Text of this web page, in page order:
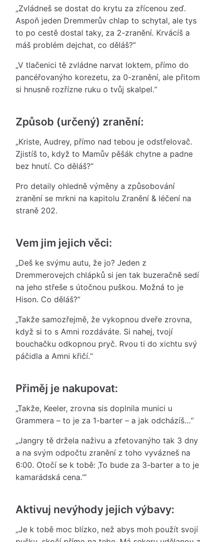
„Zvládneš se dostat do krytu za zřícenou zeď.
Aspoň jeden Dremmerův chlap to schytal, ale tys
to po cestě dostal taky, za 2-zranění. Krvácíš a
máš problém dejchat, co děláš?“
„V tlačenici tě zvládne narvat loktem, přímo do
pancéřovanýho korezetu, za 0-zranění, ale přitom
si hnusně rozřízne ruku o tvůj skalpel.“
Způsob (určený) zranění:
„Kriste, Audrey, přímo nad tebou je odstřelovač.
Zjistíš to, když to Mamův pěšák chytne a padne
bez hnutí. Co děláš?“
Pro detaily ohledně výměny a způsobování
zranění se mrkni na kapitolu Zranění & léčení na
straně 202.
Vem jim jejich věci:
„Deš ke svýmu autu, že jo? Jeden z
Dremmerovejch chlápků si jen tak buzeračně sedí
na jeho střeše s útočnou puškou. Možná to je
Hison. Co děláš?“
„Takže samozřejmě, že vykopnou dveře zrovna,
když si to s Amni rozdáváte. Si nahej, tvojí
bouchačku odkopnou pryč. Rvou ti do xichtu svý
páčidla a Amni křičí.“
Přiměj je nakupovat:
„Takže, Keeler, zrovna sis doplnila munici u
Grammera – to je za 1-barter – a jak odcházíš…“
„Jangry tě držela naživu a zfetovanýho tak 3 dny
a na svým odpočtu zranění z toho vyvázneš na
6:00. Otočí se k tobě: ‚To bude za 3-barter a to je
kamarádská cena.‘“
Aktivuj nevýhody jejich výbavy:
„Je k tobě moc blízko, než abys moh použít svojí